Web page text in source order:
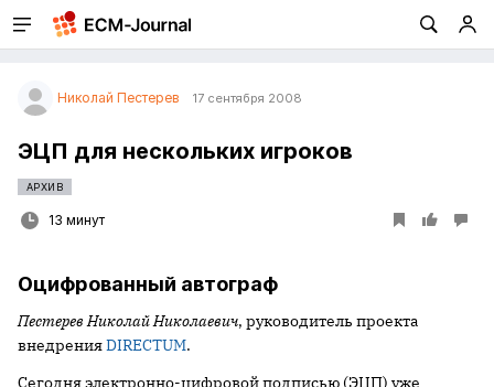
Николай Пестерев 17 сентября 2008
ЭЦП для нескольких игроков
АРХИВ
13 минут
Оцифрованный автограф
Пестерев Николай Николаевич, руководитель проекта
внедренияDIRECTUM.
Сегодня электронно-цифровой подписью (ЭЦП) уже